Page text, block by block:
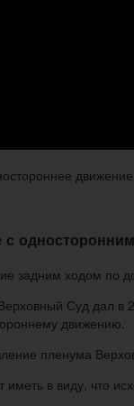
задним ходом по
Суд дал в
движению.
пленума
в виду, что